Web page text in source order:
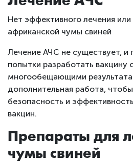
Нет эффективного лечения
африканской чумы свиней
Лечение АЧС не существует,
попытки разработать вакцину
многообещающими
дополнительная работа,
безопасность и
вакцин.
Препараты для
чумы свиней